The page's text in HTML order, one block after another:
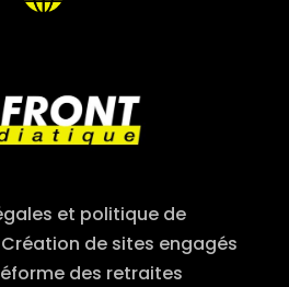
et politique de
Création de sites engagés
des retraites